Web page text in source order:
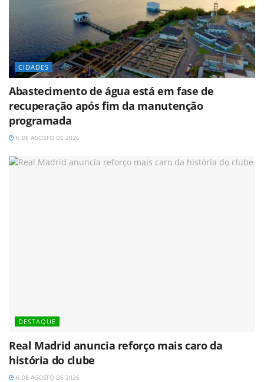
CIDADES
Abastecimento de água está em fase de
recuperação após fim da manutenção
programada
6 DE AGOSTO DE 2026
DESTAQUE
Real Madrid anuncia reforço mais caro da
história do clube
6 DE AGOSTO DE 2026